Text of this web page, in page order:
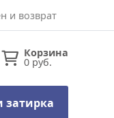
и возврат
Корзина
0 руб.
затирка